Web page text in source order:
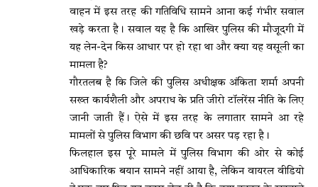
वाहन में इस तरह की गतिविधि सामने आना कई गंभीर सवाल
खड़े करता है। सवाल यह है कि आखिर पुलिस की मौजूदगी में
यह लेन-देन किस आधार पर हो रहा था और क्या यह वसूली का
मामला है?
गौरतलब है कि जिले की पुलिस अधीक्षक अंकिता शर्मा अपनी
सख्त कार्यशैली और अपराध के प्रति जीरो टॉलरेंस नीति के लिए
जानी जाती हैं। ऐसे में इस तरह के लगातार सामने आ रहे
मामलों से पुलिस विभाग की छवि पर असर पड़ रहा है।
फिलहाल इस पूरे मामले में पुलिस विभाग की ओर से कोई
आधिकारिक बयान सामने नहीं आया है, लेकिन वायरल वीडियो